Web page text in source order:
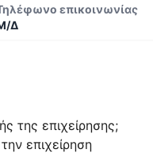
επικοινωνίας
Δ
της επιχείρησης;
επιχείρηση